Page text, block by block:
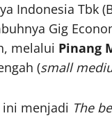
Indonesia
Gig
melalui Pinang
(small
ini menjadi The